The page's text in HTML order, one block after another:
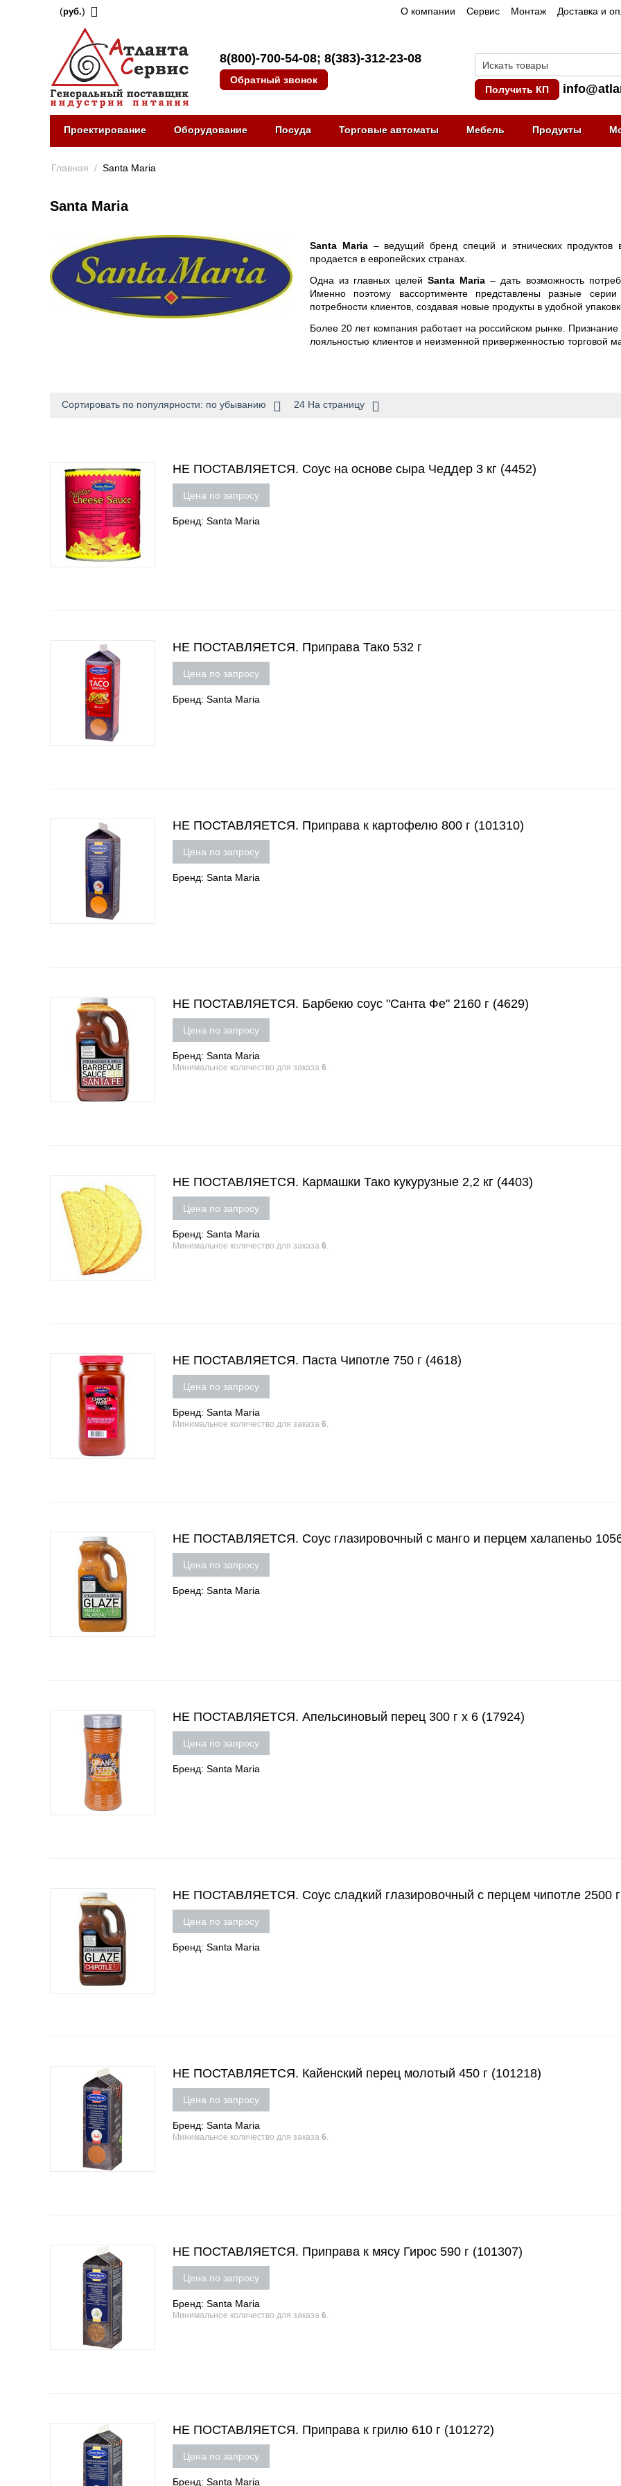
(руб.) О компании Сервис Монтаж Доставка и
8(800)-700-54-08; 8(383)-312-23-08
Обратный звонок
Получить КП
Проектирование Оборудование Посуда Торговые автоматы Мебель Продукты
Главная / Santa Maria
Santa Maria
Santa Maria– ведущий бренд специй и этнических продуктов
продается в европейских странах.
Одна из главных целейSanta Maria – дать возможность
Именно поэтому вассортименте представлены разные
потребности клиентов, создавая новые продукты в удобной
Более 20 лет компания работает на российском рынке.
лояльностью клиентов и неизменной приверженностью торговой
Сортировать по популярности: по убыванию 24 На страницу
НЕ ПОСТАВЛЯЕТСЯ. Соус на основе сыра Чеддер 3 кг (4452)
Цена по запросу
Бренд: Santa Maria
НЕ ПОСТАВЛЯЕТСЯ. Приправа Тако 532 г
Цена по запросу
Бренд: Santa Maria
НЕ ПОСТАВЛЯЕТСЯ. Приправа к картофелю 800 г (101310)
Цена по запросу
Бренд: Santa Maria
НЕ ПОСТАВЛЯЕТСЯ. Барбекю соус "Санта Фе" 2160 г (4629)
Цена по запросу
Бренд: Santa Maria
Минимальное количество для заказа 6.
НЕ ПОСТАВЛЯЕТСЯ. Кармашки Тако кукурузные 2,2 кг (4403)
Цена по запросу
Бренд: Santa Maria
Минимальное количество для заказа 6.
НЕ ПОСТАВЛЯЕТСЯ. Паста Чипотле 750 г (4618)
Цена по запросу
Бренд: Santa Maria
Минимальное количество для заказа 6.
НЕ ПОСТАВЛЯЕТСЯ. Соус глазировочный с манго и перцем халапеньо
Цена по запросу
Бренд: Santa Maria
НЕ ПОСТАВЛЯЕТСЯ. Апельсиновый перец 300 г х 6 (17924)
Цена по запросу
Бренд: Santa Maria
НЕ ПОСТАВЛЯЕТСЯ. Соус сладкий глазировочный с перцем чипотле 2500 г
Цена по запросу
Бренд: Santa Maria
НЕ ПОСТАВЛЯЕТСЯ. Кайенский перец молотый 450 г (101218)
Цена по запросу
Бренд: Santa Maria
Минимальное количество для заказа 6.
НЕ ПОСТАВЛЯЕТСЯ. Приправа к мясу Гирос 590 г (101307)
Цена по запросу
Бренд: Santa Maria
Минимальное количество для заказа 6.
НЕ ПОСТАВЛЯЕТСЯ. Приправа к грилю 610 г (101272)
Цена по запросу
Бренд: Santa Maria